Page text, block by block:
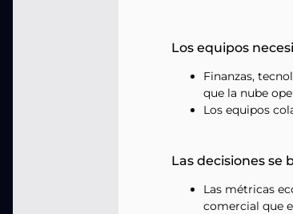
Los equipos
Finanzas,
que la nube
Los equipos
Las decisiones se
Las métricas
comercial que